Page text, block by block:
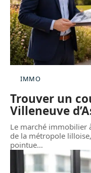
IMMO
Trouver un
Villeneuve
Le marché immobilier
de la métropole
pointue…